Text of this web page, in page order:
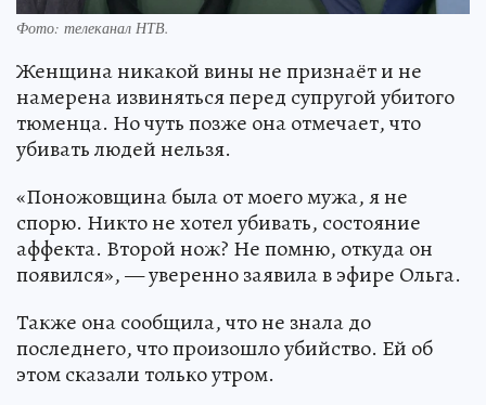
Фото: телеканал НТВ.
Женщина никакой вины не признаёт и не
намерена извиняться перед супругой убитого
тюменца. Но чуть позже она отмечает, что
убивать людей нельзя.
«Поножовщина была от моего мужа, я не
спорю. Никто не хотел убивать, состояние
аффекта. Второй нож? Не помню, откуда он
появился», — уверенно заявила в эфире Ольга.
Также она сообщила, что не знала до
последнего, что произошло убийство. Ей об
этом сказали только утром.